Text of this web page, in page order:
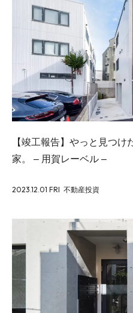
【竣工報告】やっと見つ
家。 – 用賀レーベル –
2023.12.01 FRI 不動産投資